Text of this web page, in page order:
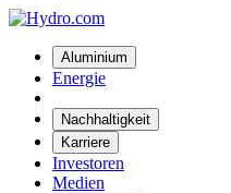
Aluminium
Energie
Nachhaltigkeit
Karriere
Investoren
Medien